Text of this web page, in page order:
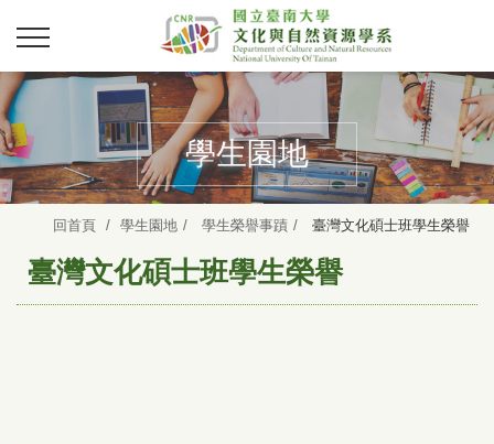
學生園地
回首頁 學生園地 學生榮譽事蹟 臺灣文化碩士班學生榮譽
臺灣文化碩士班學生榮譽